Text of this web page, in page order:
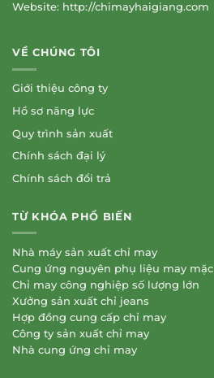
Website: http://chimayhaigiang.com
VỀ CHÚNG TÔI
Giới thiệu công ty
Hồ sơ năng lực
Quy trình sản xuất
Chính sách đại lý
Chính sách đổi trả
TỪ KHÓA PHỔ BIẾN
Nhà máy sản xuất chỉ may
Cung ứng nguyên phụ liệu may mặc
Chỉ may công nghiệp số lượng lớn
Xưởng sản xuất chỉ jeans
Hợp đồng cung cấp chỉ may
Công ty sản xuất chỉ may
Nhà cung ứng chỉ may